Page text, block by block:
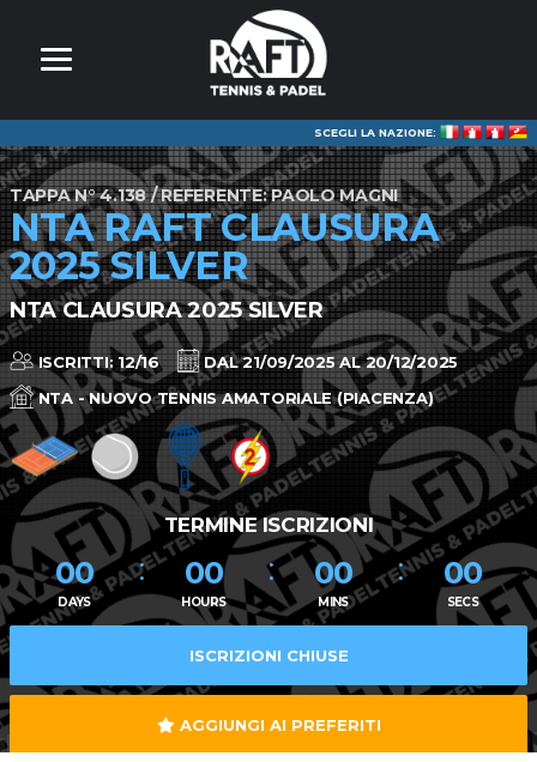
SCEGLI LA NAZIONE:
TAPPA N° 4.138 / REFERENTE: PAOLO MAGNI
NTA RAFT CLAUSURA
2025 SILVER
NTA CLAUSURA 2025 SILVER
ISCRITTI: 12/16
DAL 21/09/2025 AL 20/12/2025
NTA - NUOVO TENNIS AMATORIALE (PIACENZA)
TERMINE ISCRIZIONI
00
DAYS
00
HOURS
00
MINS
00
SECS
ISCRIZIONI CHIUSE
AGGIUNGI AI PREFERITI